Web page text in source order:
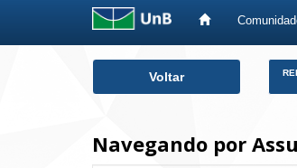
Voltar
Navegando por